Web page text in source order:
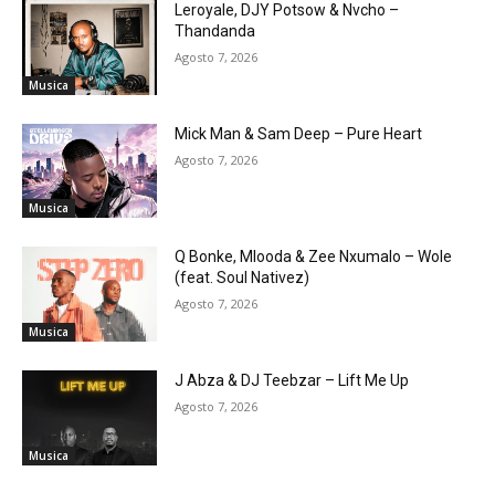
Musica
Leroyale, DJY Potsow & Nvcho –
Thandanda
Agosto 7, 2026
Musica
Mick Man & Sam Deep – Pure Heart
Agosto 7, 2026
Musica
Q Bonke, Mlooda & Zee Nxumalo – Wole
(feat. Soul Nativez)
Agosto 7, 2026
Musica
J Abza & DJ Teebzar – Lift Me Up
Agosto 7, 2026